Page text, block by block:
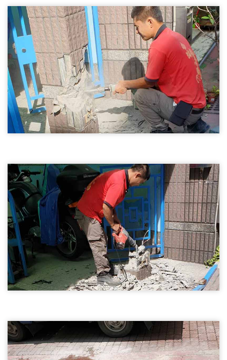
五結鄉打石工程-外牆破碎
打石工程
五結鄉打石工程-基樁繕後打石
打石工程
五結鄉打石工程-基樁繕後打石
打石工程